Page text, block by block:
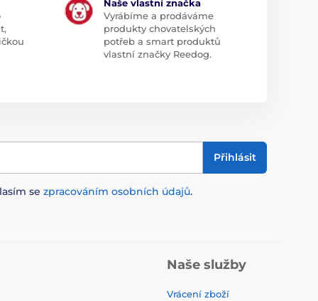
Naše vlastní značka
Vyrábíme a prodáváme
produkty chovatelských
potřeb a smart produktů
vlastní značky Reedog.
Přihlásit
se zpracováním osobních údajů.
Naše služby
Vrácení zboží